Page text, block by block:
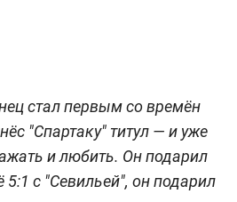
стал первым со времён
"Спартаку" титул — и уже
и любить. Он подарил
5:1 с "Севильей", он подарил